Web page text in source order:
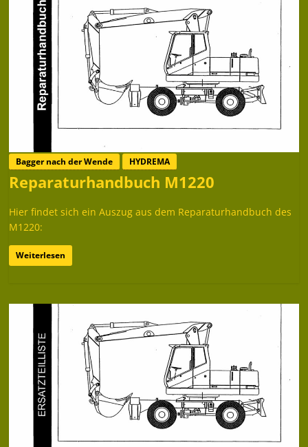
Bagger nach der Wende HYDREMA
Reparaturhandbuch M1220
Hier findet sich ein Auszug aus dem Reparaturhandbuch des
M1220:
Weiterlesen